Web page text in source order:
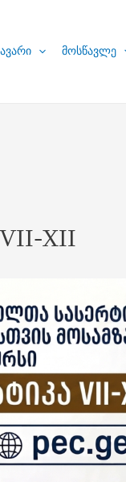
მოსწავლე
XII